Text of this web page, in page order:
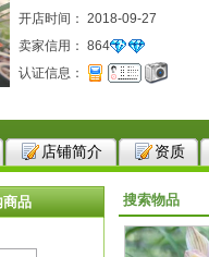
开店时间： 2018-09-27
卖家信用： 864
认证信息：
店铺简介 资质
商品 搜索物品